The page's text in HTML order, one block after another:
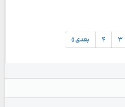
۳ ۴ بعدی »